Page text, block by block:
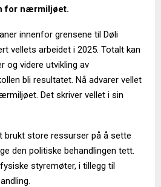
for nærmiljøet.
innenfor grensene til Døli
vellets arbeidet i 2025. Totalt kan
og videre utvikling av
bli resultatet. Nå advarer vellet
Det skriver vellet i sin
brukt store ressurser på å sette
den politiske behandlingen tett.
styremøter, i tillegg til